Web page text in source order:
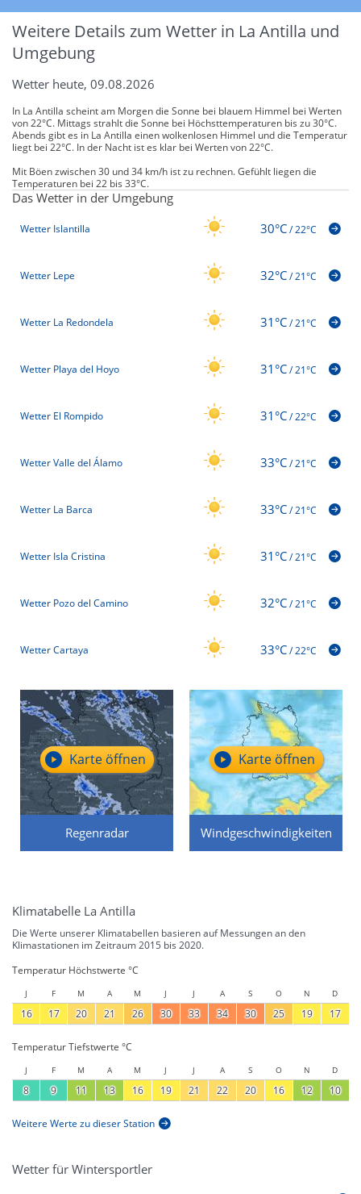
Weitere Details zum Wetter in La Antilla und
Umgebung
Wetter heute, 09.08.2026
In La Antilla scheint am Morgen die Sonne bei blauem Himmel bei Werten
von 22°C. Mittags strahlt die Sonne bei Höchsttemperaturen bis zu 30°C.
Abends gibt es in La Antilla einen wolkenlosen Himmel und die Temperatur
liegt bei 22°C. In der Nacht ist es klar bei Werten von 22°C.
Mit Böen zwischen 30 und 34 km/h ist zu rechnen. Gefühlt liegen die
Temperaturen bei 22 bis 33°C.
Das Wetter in der Umgebung
Wetter Islantilla 30°C/22°C
Wetter Lepe 32°C/21°C
Wetter La Redondela 31°C/21°C
Wetter Playa del Hoyo 31°C/21°C
Wetter El Rompido 31°C/22°C
Wetter Valle del Álamo 33°C/21°C
Wetter La Barca 33°C/21°C
Wetter Isla Cristina 31°C/21°C
Wetter Pozo del Camino 32°C/21°C
Wetter Cartaya 33°C/22°C
Regenradar
Karte öffnen
Windgeschwindigkeiten
Karte öffnen
Klimatabelle La Antilla
Die Werte unserer Klimatabellen basieren auf Messungen an den
Klimastationen im Zeitraum 2015 bis 2020.
Temperatur Höchstwerte °C
J F M A M J J A S O N D
16 17 20 21 26 30 33 34 30 25 19 17
Temperatur Tiefstwerte °C
J F M A M J J A S O N D
8 9 11 13 16 19 21 22 20 16 12 10
Weitere Werte zu dieser Station
Wetter für Wintersportler